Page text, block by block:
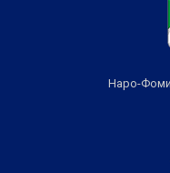
Наро-